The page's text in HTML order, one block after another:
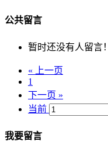
公共留言
暂时还没有人留言！
« 上一页
1
下一页 »
当前
我要留言